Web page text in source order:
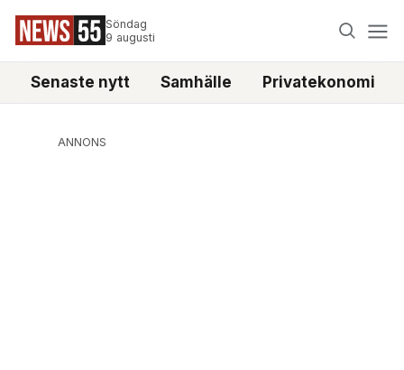
Söndag
9 augusti
Senaste nytt Samhälle Privatekonomi
ANNONS